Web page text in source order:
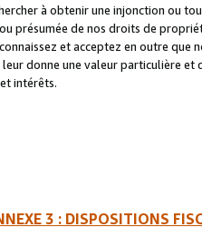
à obtenir une injonction ou
présumée de nos droits de
et acceptez en outre que
donne une valeur particulière
intérêts.
3 : DISPOSITIONS